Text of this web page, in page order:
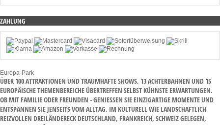
ZAHLUNG
Europa-Park
ÜBER 100 ATTRAKTIONEN UND TRAUMHAFTE SHOWS, 13 ACHTERBAHNEN UND 15
EUROPÄISCHE THEMENBEREICHE ÜBERTREFFEN SELBST KÜHNSTE ERWARTUNGEN.
OB MIT FAMILIE ODER FREUNDEN - GENIESSEN SIE EINZIGARTIGE MOMENTE UND E
NTSPANNEN SIE JENSEITS VOM ALLTAG. IM KULTURELL WIE LANDSCHAFTLICH R
EIZVOLLEN DREILÄNDERECK DEUTSCHLAND, FRANKREICH, SCHWEIZ GELEGEN, W